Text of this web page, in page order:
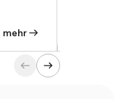
mehr